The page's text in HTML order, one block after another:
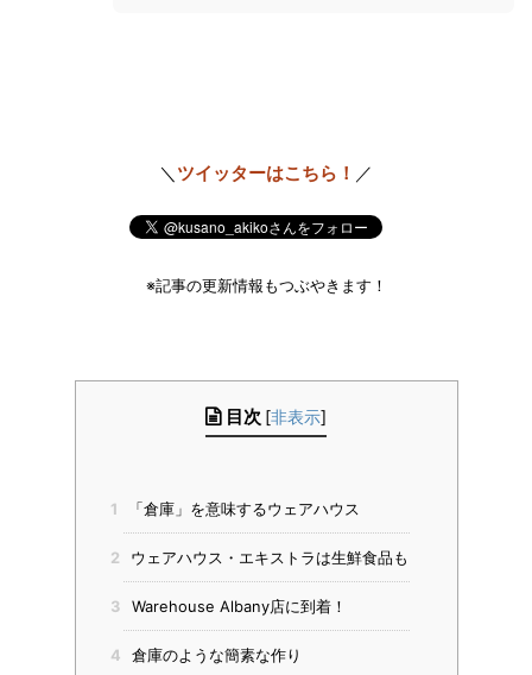
＼ ツイッターはこちら！ ／
※記事の更新情報もつぶやきます！
目次 [非表示]
1 「倉庫」を意味するウェアハウス
2 ウェアハウス・エキストラは生鮮食品も
3 Warehouse Albany店に到着！
4 倉庫のような簡素な作り